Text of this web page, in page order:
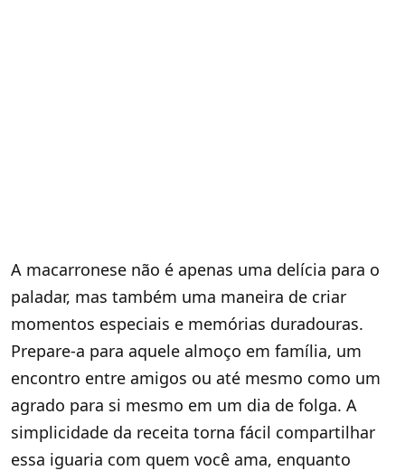
A macarronese não é apenas uma delícia para o
paladar, mas também uma maneira de criar
momentos especiais e memórias duradouras.
Prepare-a para aquele almoço em família, um
encontro entre amigos ou até mesmo como um
agrado para si mesmo em um dia de folga. A
simplicidade da receita torna fácil compartilhar
essa iguaria com quem você ama, enquanto